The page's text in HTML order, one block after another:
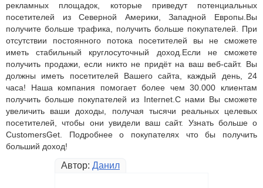
рекламных площадок, которые приведут потенциальных
посетителей из Северной Америки, Западной Европы.Вы
получите больше трафика, получить больше покупателей. При
отсутствии постоянного потока посетителей вы не сможете
иметь стабильный круглосуточный доход.Если не сможете
получить продажи, если никто не придёт на ваш веб-сайт. Вы
должны иметь посетителей Вашего сайта, каждый день, 24
часа! Наша компания помогает более чем 30.000 клиентам
получить больше покупателей из Internet.С нами Вы сможете
увеличить ваши доходы, получая тысячи реальных целевых
посетителей, чтобы они увидели ваш сайт. Узнать больше о
CustomersGet. Подробнее о покупателях что бы получить
больший доход!
Автор: Данил